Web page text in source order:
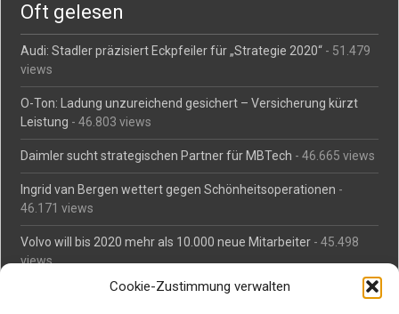
Cookie-Zustimmung verwalten
Oft gelesen
Audi: Stadler präzisiert Eckpfeiler für „Strategie 2020“ - 51.479
views
O-Ton: Ladung unzureichend gesichert – Versicherung kürzt
Leistung - 46.803 views
Daimler sucht strategischen Partner für MBTech - 46.665 views
Ingrid van Bergen wettert gegen Schönheitsoperationen -
46.171 views
Volvo will bis 2020 mehr als 10.000 neue Mitarbeiter - 45.498
views
Mäßiges Interesse an Daimlers MBtech- 44.717 views